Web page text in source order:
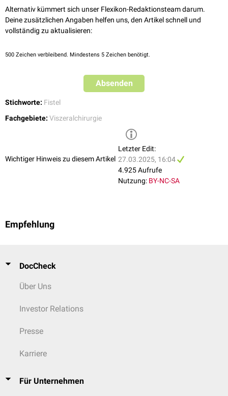
Enterosigmoidale Fistel
: Verbindung zwischen Dünndarm und
Sigmoid
Enterovesikale Fistel: Verbindung zwischen Dünndarm und
Harnblase
Alternativ kümmert sich unser Flexikon-Redaktionsteam darum.
Deine zusätzlichen Angaben helfen uns, den Artikel schnell und
vollständig zu aktualisieren:
500 Zeichen verbleibend. Mindestens 5 Zeichen benötigt.
Absenden
Stichworte: Fistel
Fachgebiete: Viszeralchirurgie
Wichtiger Hinweis zu diesem Artikel
Letzter Edit:
27.03.2025, 16:04
4.925 Aufrufe
Nutzung: BY-NC-SA
Empfehlung
DocCheck
Über Uns
Investor Relations
Presse
Karriere
Für Unternehmen